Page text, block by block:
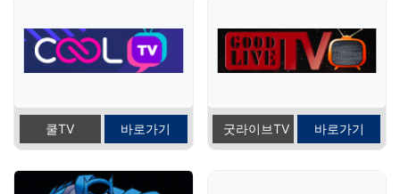
쿨TV 바로가기 굿라이브TV 바로가기